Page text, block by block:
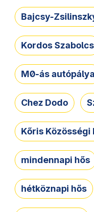
Bajcsy-
Kordos Szabolcs
M0-ás autópálya
Chez Dodo
Kőris Közösségi
mindennapi hős
hétköznapi hős